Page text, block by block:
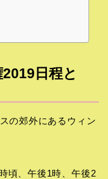
日程と
の郊外にあるウィン
頃、午後1時、午後2